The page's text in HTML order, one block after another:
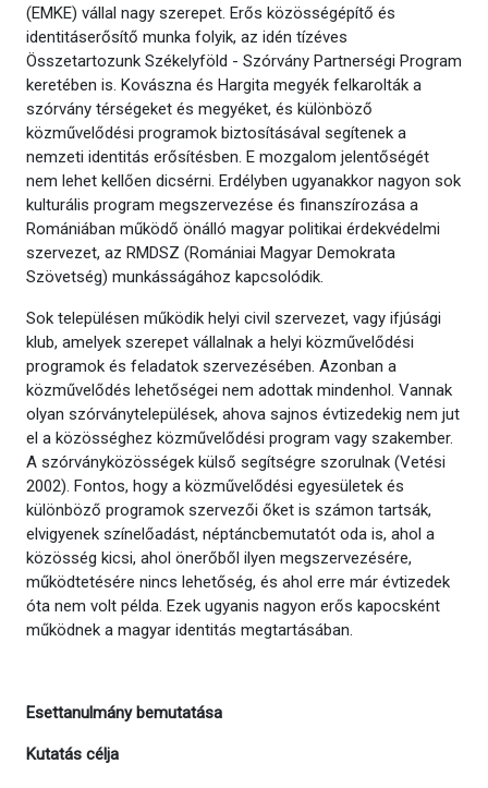
(EMKE) vállal nagy szerepet. Erős közösségépítő és
identitáserősítő munka folyik, az idén tízéves
Összetartozunk Székelyföld - Szórvány Partnerségi Program
keretében is. Kovászna és Hargita megyék felkarolták a
szórvány térségeket és megyéket, és különböző
közművelődési programok biztosításával segítenek a
nemzeti identitás erősítésben. E mozgalom jelentőségét
nem lehet kellően dicsérni. Erdélyben ugyanakkor nagyon sok
kulturális program megszervezése és finanszírozása a
Romániában működő önálló magyar politikai érdekvédelmi
szervezet, az RMDSZ (Romániai Magyar Demokrata
Szövetség) munkásságához kapcsolódik.
Sok településen működik helyi civil szervezet, vagy ifjúsági
klub, amelyek szerepet vállalnak a helyi közművelődési
programok és feladatok szervezésében. Azonban a
közművelődés lehetőségei nem adottak mindenhol. Vannak
olyan szórványtelepülések, ahova sajnos évtizedekig nem jut
el a közösséghez közművelődési program vagy szakember.
A szórványközösségek külső segítségre szorulnak (Vetési
2002). Fontos, hogy a közművelődési egyesületek és
különböző programok szervezői őket is számon tartsák,
elvigyenek színelőadást, néptáncbemutatót oda is, ahol a
közösség kicsi, ahol önerőből ilyen megszervezésére,
működtetésére nincs lehetőség, és ahol erre már évtizedek
óta nem volt példa. Ezek ugyanis nagyon erős kapocsként
működnek a magyar identitás megtartásában.
Esettanulmány bemutatása
Kutatás célja